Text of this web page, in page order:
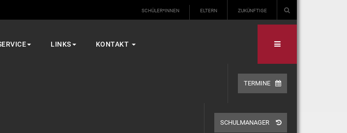
SCHÜLER*INNEN ELTERN ZUKÜNFTIGE
LINKS KONTAKT
TERMINE
SCHULMANAGER